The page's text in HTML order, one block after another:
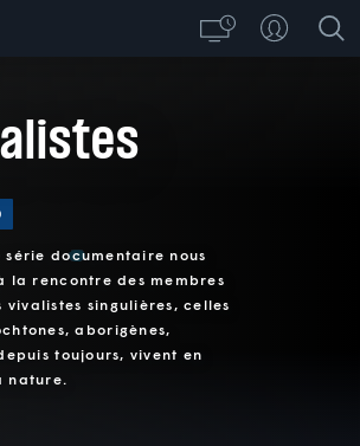
série documentaire nous
la rencontre des membres
vivalistes singulières, celles
aborigènes,
toujours, vivent en
nature.